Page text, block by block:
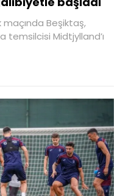
maçında Beşiktaş,
temsilcisi Midtjylland’ı